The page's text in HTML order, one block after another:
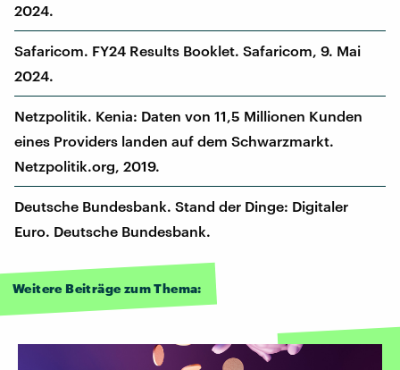
2024.
Safaricom. FY24 Results Booklet. Safaricom, 9. Mai
2024.
Netzpolitik. Kenia: Daten von 11,5 Millionen Kunden
eines Providers landen auf dem Schwarzmarkt.
Netzpolitik.org, 2019.
Deutsche Bundesbank. Stand der Dinge: Digitaler
Euro. Deutsche Bundesbank.
Weitere Beiträge zum Thema: